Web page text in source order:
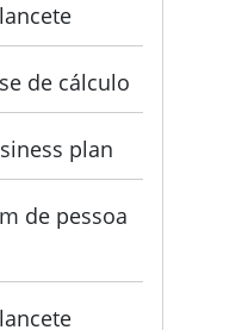
de cálculo
plan
de pessoa